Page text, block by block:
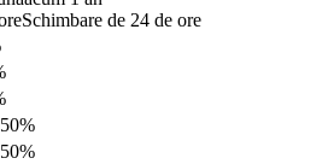
Schimbare de 24 de ore